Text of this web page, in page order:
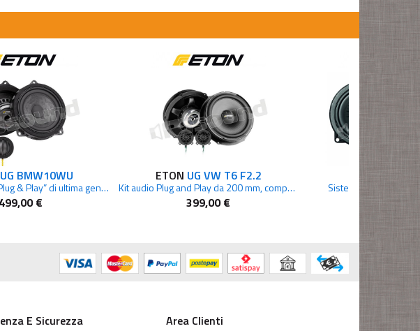
UG BMW10WU
Sistemaa 2 vie “Plug & Play” di ultima generazione per BMW
499,00 €
ETON UG VW T6 F2.2
Kit audio Plug and Play da 200 mm, compatibile con VW T6
399,00 €
Sistema a due vie
E Sicurezza Area Clienti